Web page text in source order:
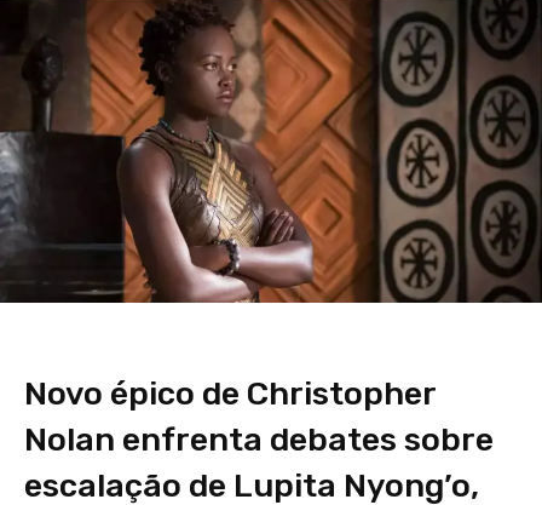
Novo épico de Christopher
Nolan enfrenta debates sobre
escalação de Lupita Nyong’o,